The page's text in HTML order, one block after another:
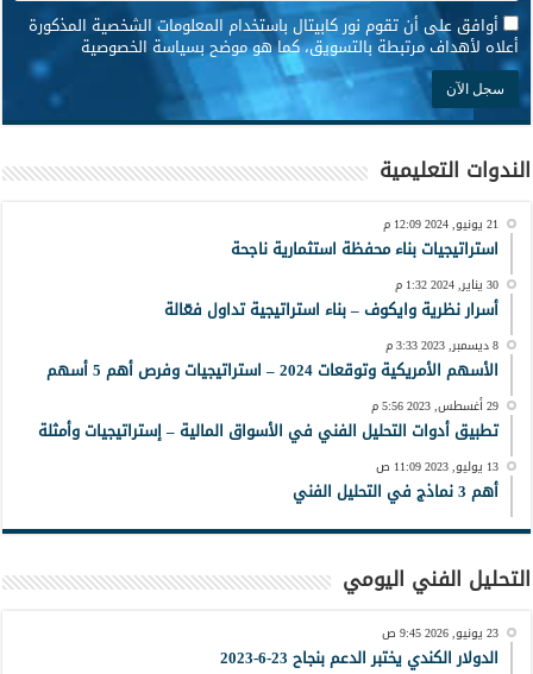
* أوافق على أن تقوم نور كابيتال باستخدام المعلومات الشخصية المذكورة
أعلاه لأهداف مرتبطة بالتسويق، كما هو موضح بسياسة الخصوصية
الندوات التعليمية
21 يونيو, 2024 12:09 م
استراتيجيات بناء محفظة استثمارية ناجحة
30 يناير, 2024 1:32 م
أسرار نظرية وايكوف – بناء استراتيجية تداول فعّالة
8 ديسمبر, 2023 3:33 م
الأسهم الأمريكية وتوقعات 2024 – استراتيجيات وفرص أهم 5 أسهم
29 أغسطس, 2023 5:56 م
تطبيق أدوات التحليل الفني في الأسواق المالية – إستراتيجيات وأمثلة
13 يوليو, 2023 11:09 ص
أهم 3 نماذج في التحليل الفني
التحليل الفني اليومي
23 يونيو, 2026 9:45 ص
الدولار الكندي يختبر الدعم بنجاح 23-6-2023